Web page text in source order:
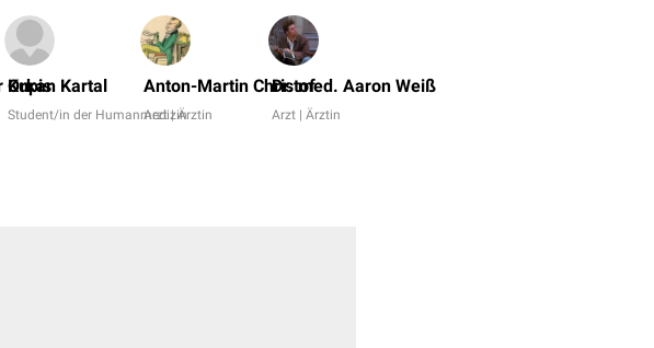
Kupis
Orkan Kartal
Student/in der Humanmedizin
Anton-Martin Christof
Arzt | Ärztin
Dr. med. Aaron Weiß
Arzt | Ärztin